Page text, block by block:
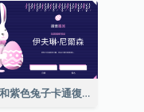
粉色和紫色兔子卡通復活節證書